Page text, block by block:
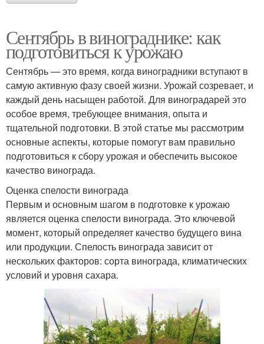
Сентябрь в винограднике: как
подготовиться к урожаю
Сентябрь — это время, когда виноградники вступают в
самую активную фазу своей жизни. Урожай созревает, и
каждый день насыщен работой. Для виноградарей это
особое время, требующее внимания, опыта и
тщательной подготовки. В этой статье мы рассмотрим
основные аспекты, которые помогут вам правильно
подготовиться к сбору урожая и обеспечить высокое
качество винограда.
Оценка спелости винограда
Первым и основным шагом в подготовке к урожаю
является оценка спелости винограда. Это ключевой
момент, который определяет качество будущего вина
или продукции. Спелость винограда зависит от
нескольких факторов: сорта винограда, климатических
условий и уровня сахара.